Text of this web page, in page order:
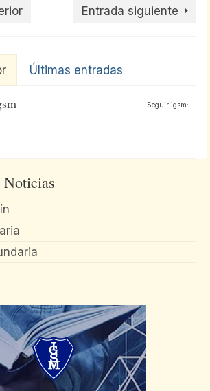
Entrada siguiente
Últimas entradas
Seguir igsm:
Noticias